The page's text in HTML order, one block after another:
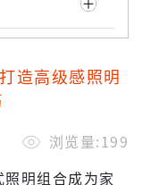
造高级感照明
浏览量:199
明组合成为家